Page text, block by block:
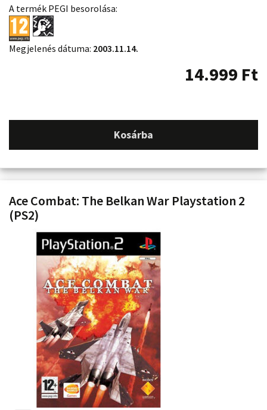
A termék PEGI besorolása:
Megjelenés dátuma: 2003.11.14.
14.999 Ft
Kosárba
Ace Combat: The Belkan War Playstation 2
(PS2)